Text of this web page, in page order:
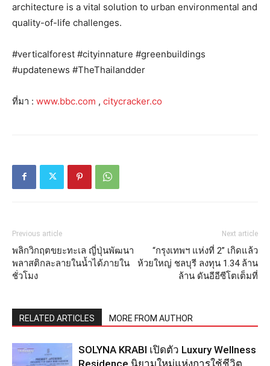
architecture is a vital solution to urban environmental and
quality-of-life challenges.
#verticalforest #cityinnature #greenbuildings
#updatenews #TheThailandder
ที่มา : www.bbc.com , citycracker.co
Previous article
พลิกวิกฤตขยะทะเล ญี่ปุ่นพัฒนา
พลาสติกละลายในน้ำได้ภายใน
ชั่วโมง
Next article
“กรุงเทพฯ แห่งที่ 2” เกิดแล้ว
ห้วยใหญ่ ชลบุรี ลงทุน 1.34 ล้าน
ล้าน ดันอีอีซีโตเต็มที่
RELATED ARTICLES MORE FROM AUTHOR
SOLYNA KRABI เปิดตัว Luxury Wellness
Residence นิยามใหม่แห่งการใช้ชีวิต